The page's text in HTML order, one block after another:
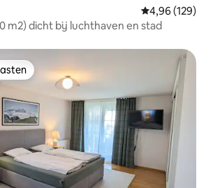
Gemiddelde
4,96 (129)
m2) dicht bij luchthaven en stad